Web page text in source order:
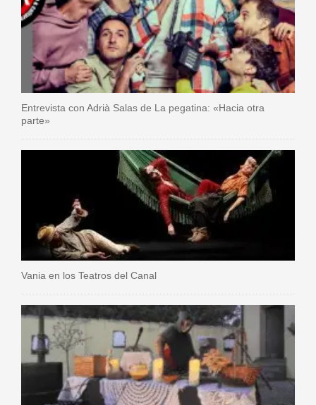
Entrevista con Adrià Salas de La pegatina: «Hacia otra
parte»
Vania en los Teatros del Canal